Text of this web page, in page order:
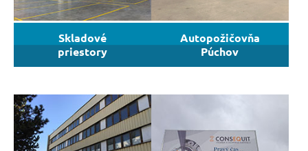
Skladové
priestory
Autopožičovňa
Púchov